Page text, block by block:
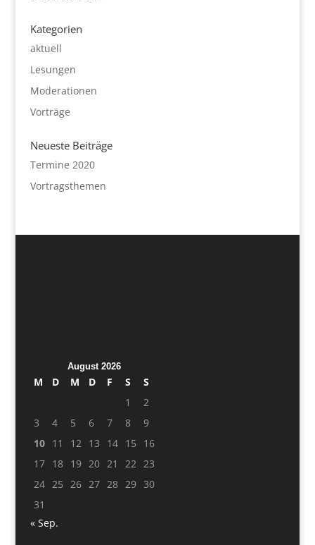
Kategorien
aktuell
Lesungen
Moderationen
Vorträge
Neueste Beiträge
Termine 2020
Vortragsthemen
August 2026
M D M D F S
S
1
2
3
4 5 6 7 8
9
10
11 12 13 14 15
16
17
18 19 20 21 22
23
24
25 26 27 28 29 30
31
« Sep.